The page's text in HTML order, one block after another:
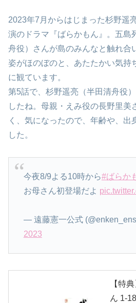
2023年7月からはじまった杉野遥
演のドラマ『ばらかもん』。五島
舟役）さんが島のみんなと触れ合
姿がほのぼのと、あたたかい気持
に観ています。
第5話で、杉野遥亮（半田清舟役
したね。母親・えみ役の長野里美
く、気になったので、年齢や、出
した。
今夜8/9よる10時から#ばらか
お母さん初登場だよ
— 遠藤憲一公式
2023
【特
ん 1-